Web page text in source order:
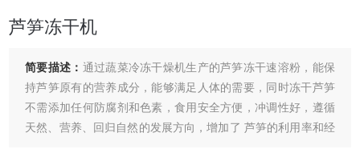
芦笋冻干机
简要描述： 通过蔬菜冷冻干燥机生产的芦笋冻干速溶粉，能保
持芦笋原有的营养成分，能够满足人体的需要，同时冻干芦笋
不需添加任何防腐剂和色素，食用安全方便，冲调性好，遵循
天然、营养、回归自然的发展方向，增加了 芦笋的利用率和经